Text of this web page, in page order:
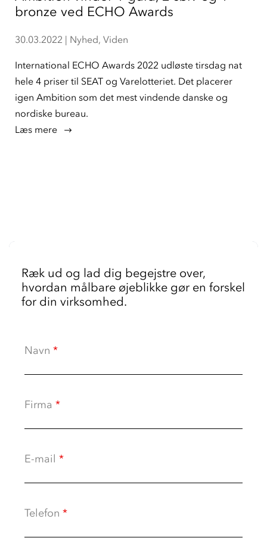
bronze ved ECHO Awards
30.03.2022 | Nyhed, Viden
International ECHO Awards 2022 udløste tirsdag nat
hele 4 priser til SEAT og Varelotteriet. Det placerer
igen Ambition som det mest vindende danske og
nordiske bureau.
læs mere
Ræk ud og lad dig begejstre over,
hvordan målbare øjeblikke gør en forskel
for din virksomhed.
Navn *
Firma *
E-mail *
Telefon *